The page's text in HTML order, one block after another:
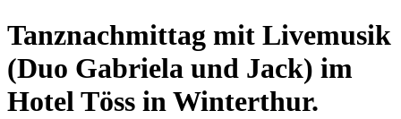
Tanznachmittag mit Livemusik
(Duo Gabriela und Jack) im
Hotel Töss in Winterthur.